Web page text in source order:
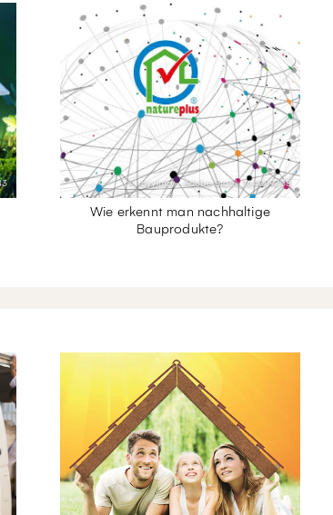
© royyimzy - Adobe Stock_164009738
Wie erkennt man nachhaltige
Bauprodukte?